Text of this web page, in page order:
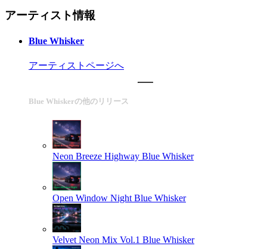
アーティスト情報
Blue Whisker
アーティストページへ
Blue Whiskerの他のリリース
Neon Breeze Highway Blue Whisker
Open Window Night Blue Whisker
Velvet Neon Mix Vol.1 Blue Whisker